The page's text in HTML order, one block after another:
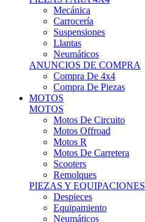
Mecánica
Carrocería
Suspensiones
Llantas
Neumáticos
ANUNCIOS DE COMPRA
Compra De 4x4
Compra De Piezas
MOTOS
MOTOS
Motos De Circuito
Motos Offroad
Motos R
Motos De Carretera
Scooters
Remolques
PIEZAS Y EQUIPACIONES
Despieces
Equipamiento
Neumáticos